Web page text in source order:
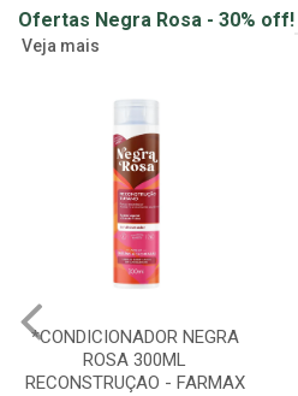
Ofertas Negra Rosa - 30% off!
Veja mais
*CONDICIONADOR NEGRA
ROSA 300ML
RECONSTRUÇAO - FARMAX